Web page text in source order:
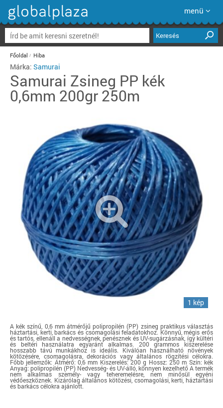
menü
Keresés
Főoldal Hiba
Márka: Samurai
Samurai Zsineg PP kék
0,6mm 200gr 250m
1 kép
A kék színű, 0,6 mm átmérőjű polipropilén (PP) zsineg praktikus választás
háztartási, kerti, barkács és csomagolási feladatokhoz. Könnyű, mégis erős
és tartós, ellenáll a nedvességnek, penésznek és UV-sugárzásnak, így kültéri
és beltéri használatra egyaránt alkalmas. 200 grammos kiszerelése
hosszabb távú munkákhoz is ideális. Kiválóan használható növények
kötözésére, csomagolásra, dekorációs vagy általános rögzítési célokra.
Főbb jellemzők: Átmérő: 0,6 mm Kiszerelés: 200 g Hossz: 250 m Szín: kék
Anyag: polipropilén (PP) Nedvesség- és UV-álló, könnyen kezelhető A termék
nem alkalmas személy- vagy teheremelésre, nem minősül egyéni
védőeszköznek. Kizárólag általános kötözési, csomagolási, kerti, háztartási
és barkács célokra ajánlott.